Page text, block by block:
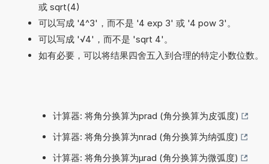
或 sqrt(4)
可以写成 '4^3'，而不是 '4 exp 3' 或 '4 pow 3'。
可以写成 '√4'，而不是 'sqrt 4'。
如有必要，可以将结果四舍五入到合理的特定小数位数。
计算器: 将角分换算为prad (角分换算为皮弧度)
计算器: 将角分换算为nrad (角分换算为纳弧度)
计算器: 将角分换算为µrad (角分换算为微弧度)